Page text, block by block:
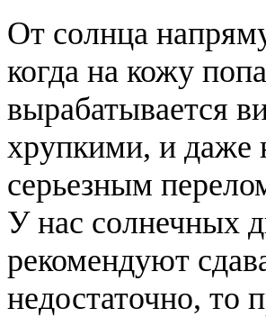
От солнца
когда на кожу
вырабатывается
хрупкими, и даже
серьезным
У нас солнечных
рекомендуют
недостаточно, то